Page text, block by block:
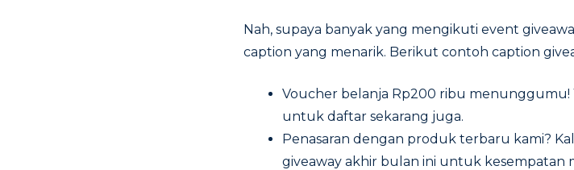
Nah, supaya banyak yang mengikuti event
caption yang menarik. Berikut contoh caption
Voucher belanja Rp200 ribu menunggumu!
untuk daftar sekarang juga.
Penasaran dengan produk terbaru kami?
giveaway akhir bulan ini untuk kesempatan